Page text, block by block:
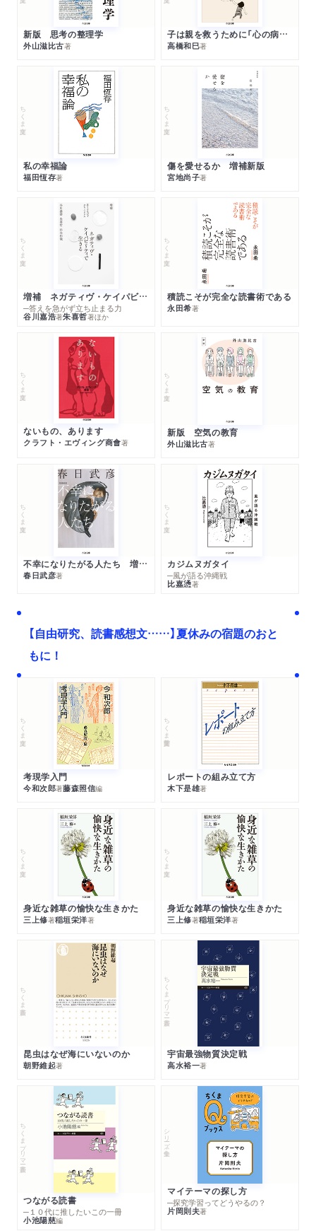
画家の身にひそむ思想の筋力―菊畑茂久馬『絵かきが語る近代美
術』
メージを読む』
二十世紀絵画に「感覚の実現」を読む―前田秀樹『絵画の二十世
紀』）
新版 思考の整理学
外山滋比古著
子は親を救うために「心の病」になる
高橋和巳著
ちくま文庫
私の幸福論
福田恆存著
ちくま文庫
傷を愛せるか 増補新版
宮地尚子著
ちくま文庫
増補 ネガティヴ・ケイパビリティで生きる
─答えを急がず立ち止まる力
谷川嘉浩著朱喜哲著ほか
ちくま文庫
積読こそが完全な読書術である
永田希著
ちくま文庫
ないもの、あります
クラフト・エヴィング商會著
ちくま文庫
新版 空気の教育
外山滋比古著
ちくま文庫
不幸になりたがる人たち 増補新版
春日武彦著
ちくま文庫
カジムヌガタイ
─風が語る沖縄戦
比嘉慂著
【自由研究、読書感想文……】夏休みの宿題のおと
もに！
ちくま文庫
考現学入門
今和次郎著藤森照信編
ちくま学芸文庫
レポートの組み立て方
木下是雄著
ちくま文庫
身近な雑草の愉快な生きかた
三上修著稲垣栄洋著
ちくま文庫
身近な雑草の愉快な生きかた
三上修著稲垣栄洋著
ちくま新書
昆虫はなぜ海にいないのか
朝野維起著
ちくまプリマー新書
宇宙最強物質決定戦
高水裕一著
ちくまプリマー新書
つながる読書
─１０代に推したいこの一冊
小池陽慈編
シリーズ・全集
マイテーマの探し方
─探究学習ってどうやるの？
片岡則夫著